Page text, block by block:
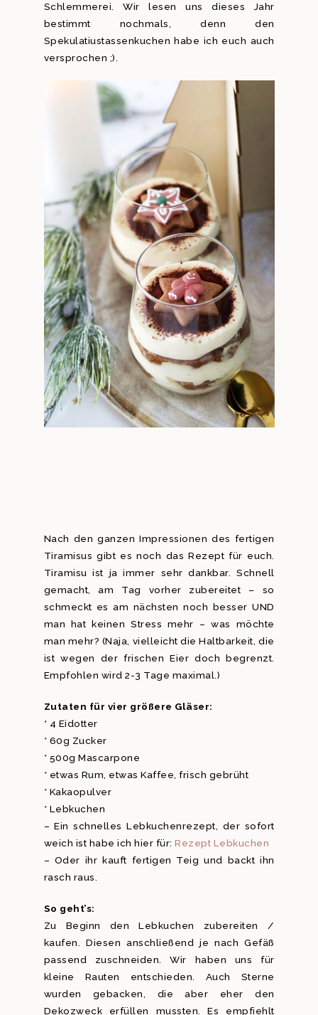
Schlemmerei. Wir lesen uns dieses Jahr
bestimmt nochmals, denn den
Spekulatiustassenkuchen habe ich euch auch
versprochen ;).
Nach den ganzen Impressionen des fertigen
Tiramisus gibt es noch das Rezept für euch.
Tiramisu ist ja immer sehr dankbar. Schnell
gemacht, am Tag vorher zubereitet – so
schmeckt es am nächsten noch besser UND
man hat keinen Stress mehr – was möchte
man mehr? (Naja, vielleicht die Haltbarkeit, die
ist wegen der frischen Eier doch begrenzt.
Empfohlen wird 2-3 Tage maximal.)
Zutaten für vier größere Gläser:
* 4 Eidotter
* 60g Zucker
* 500g Mascarpone
* etwas Rum, etwas Kaffee, frisch gebrüht
* Kakaopulver
* Lebkuchen
– Ein schnelles Lebkuchenrezept, der sofort
weich ist habe ich hier für: Rezept Lebkuchen
– Oder ihr kauft fertigen Teig und backt ihn
rasch raus.
So geht’s:
Zu Beginn den Lebkuchen zubereiten /
kaufen. Diesen anschließend je nach Gefäß
passend zuschneiden. Wir haben uns für
kleine Rauten entschieden. Auch Sterne
wurden gebacken, die aber eher den
Dekozweck erfüllen mussten. Es empfiehlt